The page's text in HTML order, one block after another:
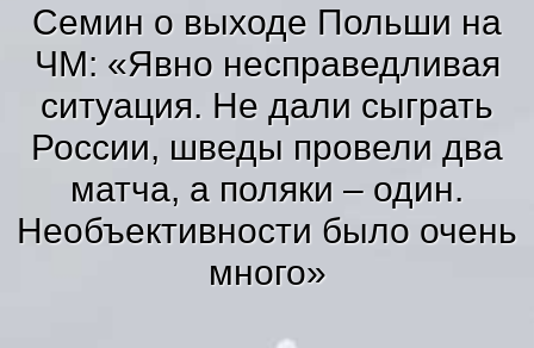
Семин о выходе Польши на
ЧМ: «Явно несправедливая
ситуация. Не дали сыграть
России, шведы провели два
матча, а поляки – один.
Необъективности было очень
много»
Тренды новостей»
Рубрики»